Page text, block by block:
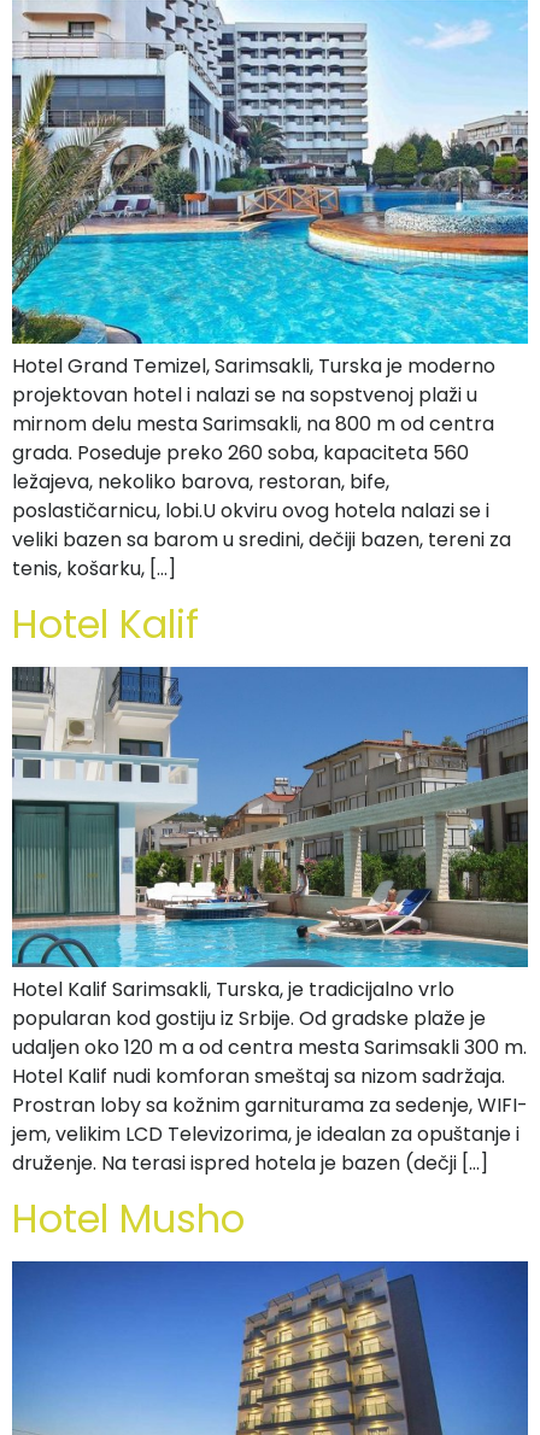
Hotel Grand Temizel, Sarimsakli, Turska je moderno
projektovan hotel i nalazi se na sopstvenoj plaži u
mirnom delu mesta Sarimsakli, na 800 m od centra
grada. Poseduje preko 260 soba, kapaciteta 560
ležajeva, nekoliko barova, restoran, bife,
poslastičarnicu, lobi.U okviru ovog hotela nalazi se i
veliki bazen sa barom u sredini, dečiji bazen, tereni za
tenis, košarku, […]
Hotel Kalif
Hotel Kalif Sarimsakli, Turska, je tradicijalno vrlo
popularan kod gostiju iz Srbije. Od gradske plaže je
udaljen oko 120 m a od centra mesta Sarimsakli 300 m.
Hotel Kalif nudi komforan smeštaj sa nizom sadržaja.
Prostran loby sa kožnim garniturama za sedenje, WIFI-
jem, velikim LCD Televizorima, je idealan za opuštanje i
druženje. Na terasi ispred hotela je bazen (dečji […]
Hotel Musho